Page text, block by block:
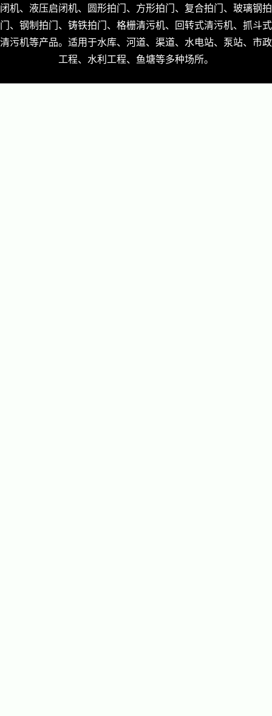
闭机、液压启闭机、圆形拍门、方形拍门、复合拍门、玻璃钢拍
门、钢制拍门、铸铁拍门、格栅清污机、回转式清污机、抓斗式
清污机等产品。适用于水库、河道、渠道、水电站、泵站、市政
工程、水利工程、鱼塘等多种场所。